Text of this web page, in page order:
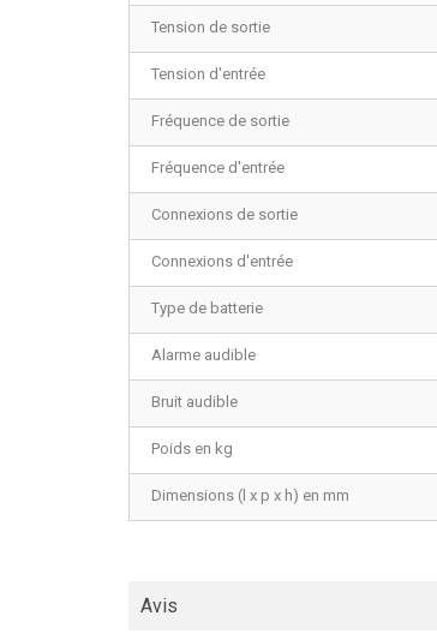
Tension de sortie
Tension d'entrée
Fréquence de sortie
Fréquence d'entrée
Connexions de sortie
Connexions d'entrée
Type de batterie
Alarme audible
Bruit audible
Poids en kg
Dimensions (l x p x h) en mm
Avis